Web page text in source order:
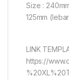
Size :
125mm
LINK
https://